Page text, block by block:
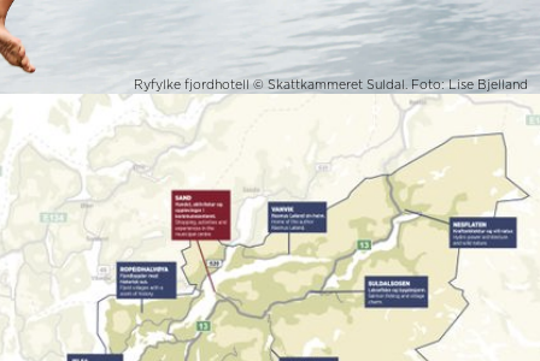
Ryfylke fjordhotell © Skattkammeret Suldal. Foto: Lise Bjelland
Suldal i Ryfylke